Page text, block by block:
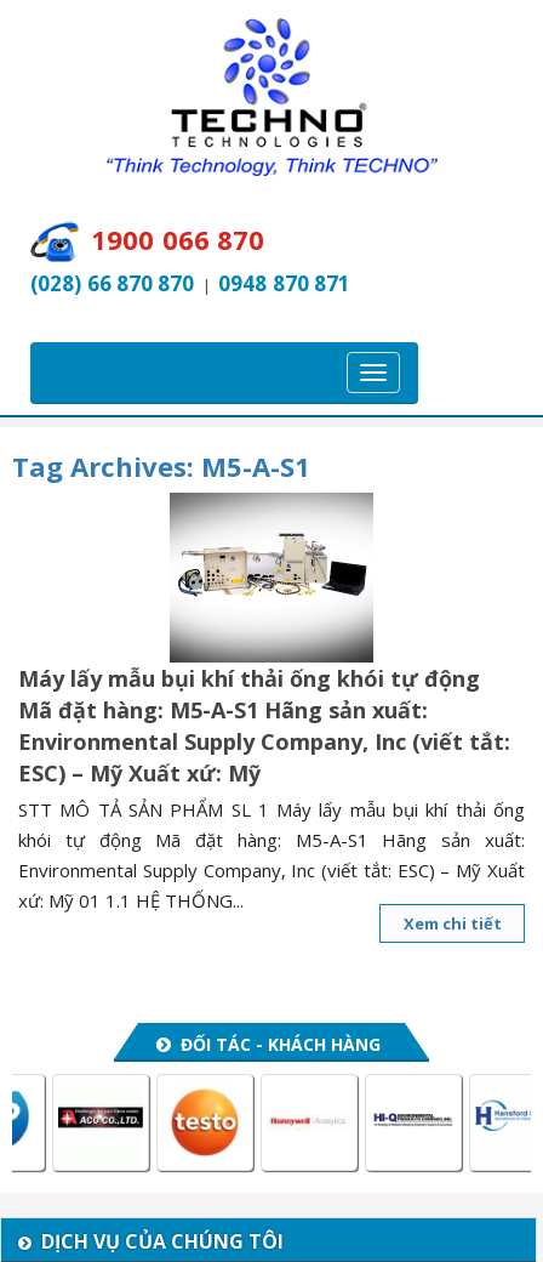
1900 066 870
(028) 66 870 870 | 0948 870 871
T
o
l
v
i
g
a
t
o
Tag Archives: M5-A-S1
Máy lấy mẫu bụi khí thải ống khói tự động
Mã đặt hàng: M5-A-S1 Hãng sản xuất:
Environmental Supply Company, Inc (viết tắt:
ESC) – Mỹ Xuất xứ: Mỹ
STT MÔ TẢ SẢN PHẨM SL 1 Máy lấy mẫu bụi khí thải ống
khói tự động Mã đặt hàng: M5-A-S1 Hãng sản xuất:
Environmental Supply Company, Inc (viết tắt: ESC) – Mỹ Xuất
xứ: Mỹ 01 1.1 HỆ THỐNG...
Xem chi tiết
ĐỐI TÁC - KHÁCH HÀNG
DỊCH VỤ CỦA CHÚNG TÔI